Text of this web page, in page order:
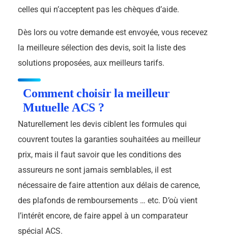
celles qui n’acceptent pas les chèques d’aide.
Dès lors ou votre demande est envoyée, vous recevez
la meilleure sélection des devis, soit la liste des
solutions proposées, aux meilleurs tarifs.
Comment choisir la meilleur
Mutuelle ACS ?
Naturellement les devis ciblent les formules qui
couvrent toutes la garanties souhaitées au meilleur
prix, mais il faut savoir que les conditions des
assureurs ne sont jamais semblables, il est
nécessaire de faire attention aux délais de carence,
des plafonds de remboursements … etc. D’où vient
l’intérêt encore, de faire appel à un comparateur
spécial ACS.